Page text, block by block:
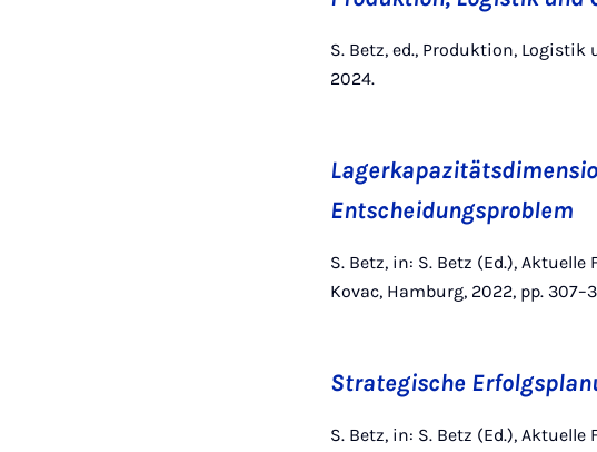
S. Betz, ed., Produktion,
2024.
Entscheidungsproblem
S. Betz, in: S. Betz (Ed.),
Kovac, Hamburg, 2022, pp.
Strategische
S. Betz, in: S. Betz (Ed.),